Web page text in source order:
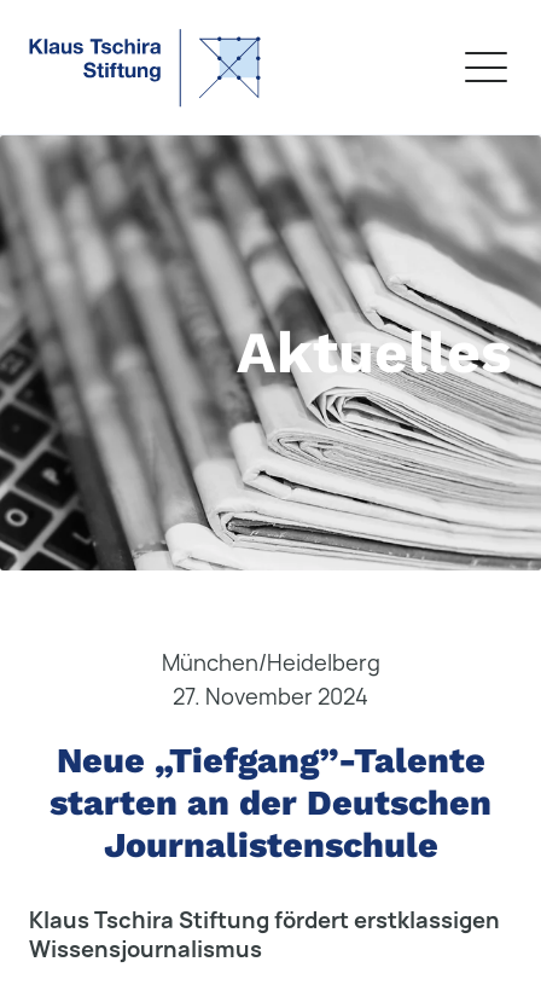
Aktuelles
München/Heidelberg
27. November 2024
Neue „Tiefgang”-Talente
starten an der Deutschen
Journalistenschule
Klaus Tschira Stiftung fördert erstklassigen
Wissensjournalismus